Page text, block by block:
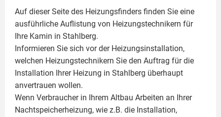
Auf dieser Seite des Heizungsfinders finden Sie eine
ausführliche Auflistung von Heizungstechnikern für
Ihre Kamin in Stahlberg.
Informieren Sie sich vor der Heizungsinstallation,
welchen Heizungstechnikern Sie den Auftrag für die
Installation Ihrer Heizung in Stahlberg überhaupt
anvertrauen wollen.
Wenn Verbraucher in Ihrem Altbau Arbeiten an Ihrer
Nachtspeicherheizung, wie z.B. die Installation,